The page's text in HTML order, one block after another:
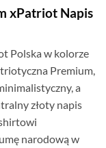
xPatriot Napis
Polska w kolorze
Premium,
a
złoty napis
narodową w